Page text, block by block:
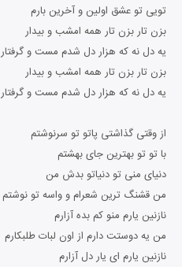
تویی تو عشق اولین و آخرین بارم
بزن تار بزن تار همه امشب و بیدار
یه دل نه که هزار دل شدم مست و گرفتار
بزن تار بزن تار همه امشب و بیدار
یه دل نه که هزار دل شدم مست و گرفتار
از وقتی گذاشتی پاتو تو سرنوشتم
با تو تو بهترین جای بهشتم
دنیای منی تو دنیاتو بدش من
من قشنگ ترین شعرام و واسه تو نوشتم
نازنین یارم منو کم بده آزارم
من یه دوستت دارم از اون لبات طلبکارم
نازنین یارم ای یار دل آزارم